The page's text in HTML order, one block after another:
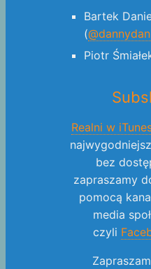
Bartek
(
Piotr
Realni w
bez
zapraszamy
pomocą
media
czyli